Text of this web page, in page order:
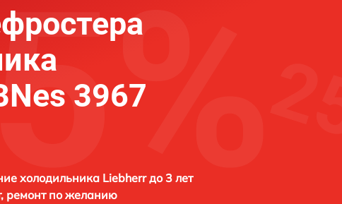
3967
холодильника Liebherr до 3 лет
ремонт по желанию